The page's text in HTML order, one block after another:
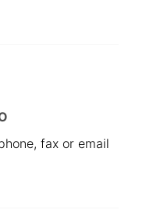
fax or email